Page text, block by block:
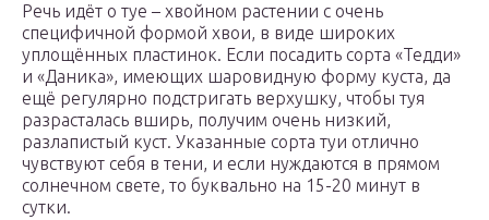
Речь идёт о туе – хвойном растении с очень
специфичной формой хвои, в виде широких
уплощённых пластинок. Если посадить сорта «Тедди»
и «Даника», имеющих шаровидную форму куста, да
ещё регулярно подстригать верхушку, чтобы туя
разрасталась вширь, получим очень низкий,
разлапистый куст. Указанные сорта туи отлично
чувствуют себя в тени, и если нуждаются в прямом
солнечном свете, то буквально на 15-20 минут в
сутки.